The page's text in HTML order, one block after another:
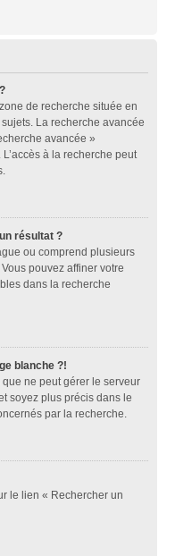
de recherche située en
La recherche avancée
avancée »
à la recherche peut
résultat ?
ou comprend plusieurs
pouvez affiner votre
dans la recherche
blanche ?!
ne peut gérer le serveur
soyez plus précis dans le
par la recherche.
le lien « Rechercher un